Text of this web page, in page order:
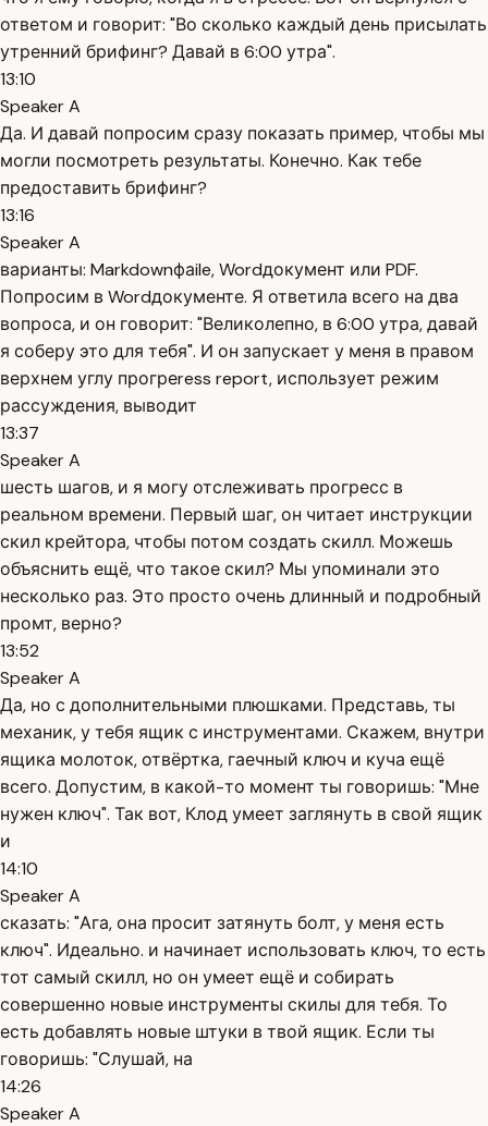
ответом и говорит: "Во сколько каждый день присылать
утренний брифинг? Давай в 6:00 утра".
13:10
Speaker A
Да. И давай попросим сразу показать пример, чтобы мы
могли посмотреть результаты. Конечно. Как тебе
предоставить брифинг?
13:16
Speaker A
варианты: Markdownфаile, Wordдокумент или PDF.
Попросим в Wordдокументе. Я ответила всего на два
вопроса, и он говорит: "Великолепно, в 6:00 утра, давай
я соберу это для тебя". И он запускает у меня в правом
верхнем углу прогреress report, использует режим
рассуждения, выводит
13:37
Speaker A
шесть шагов, и я могу отслеживать прогресс в
реальном времени. Первый шаг, он читает инструкции
скил крейтора, чтобы потом создать скилл. Можешь
объяснить ещё, что такое скил? Мы упоминали это
несколько раз. Это просто очень длинный и подробный
промт, верно?
13:52
Speaker A
Да, но с дополнительными плюшками. Представь, ты
механик, у тебя ящик с инструментами. Скажем, внутри
ящика молоток, отвёртка, гаечный ключ и куча ещё
всего. Допустим, в какой-то момент ты говоришь: "Мне
нужен ключ". Так вот, Клод умеет заглянуть в свой ящик
и
14:10
Speaker A
сказать: "Ага, она просит затянуть болт, у меня есть
ключ". Идеально. и начинает использовать ключ, то есть
тот самый скилл, но он умеет ещё и собирать
совершенно новые инструменты скилы для тебя. То
есть добавлять новые штуки в твой ящик. Если ты
говоришь: "Слушай, на
14:26
Speaker A